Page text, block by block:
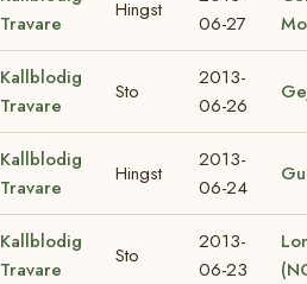
Travare
Hingst
06-27
Kallblodig
Travare
Sto
2013-
06-26
Kallblodig
Travare
Hingst
2013-
06-24
Kallblodig
Travare
Sto
2013-
06-23